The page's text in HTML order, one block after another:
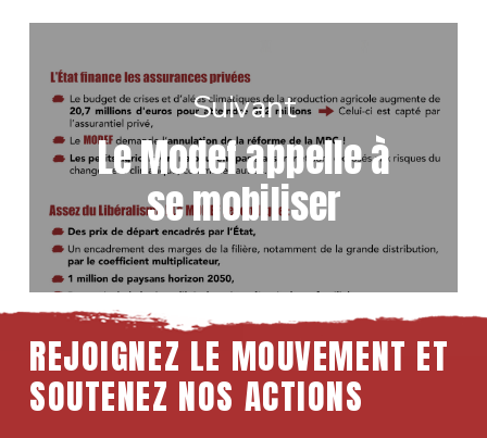
Suivant
Le Modef appelle à
se mobiliser
REJOIGNEZ LE MOUVEMENT ET
SOUTENEZ NOS ACTIONS